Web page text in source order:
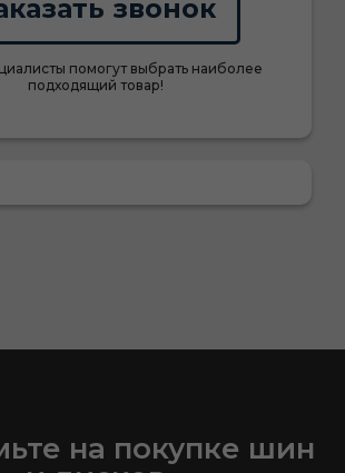
звонок
помогут выбрать наиболее
подходящий товар!
на покупке шин